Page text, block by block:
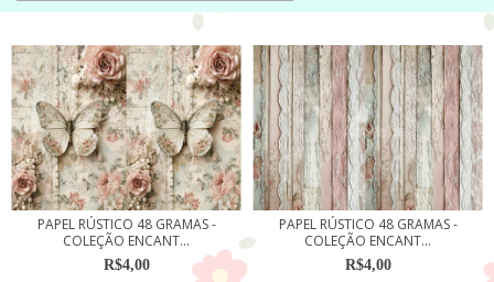
PAPEL RÚSTICO 48 GRAMAS -
COLEÇÃO ENCANT...
R$4,00
PAPEL RÚSTICO 48 GRAMAS -
COLEÇÃO ENCANT...
R$4,00